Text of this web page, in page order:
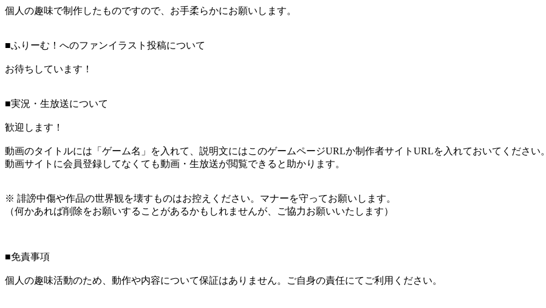
個人の趣味で制作したものですので、お手柔らかにお願いします。
■ふりーむ！へのファンイラスト投稿について
お待ちしています！
■実況・生放送について
歓迎します！
動画のタイトルには「ゲーム名」を入れて、説明文にはこのゲームページURLか制作者サイトURLを入れておいてください。
動画サイトに会員登録してなくても動画・生放送が閲覧できると助かります。
※ 誹謗中傷や作品の世界観を壊すものはお控えください。マナーを守ってお願いします。
（何かあれば削除をお願いすることがあるかもしれませんが、ご協力お願いいたします）
■免責事項
個人の趣味活動のため、動作や内容について保証はありません。ご自身の責任にてご利用ください。